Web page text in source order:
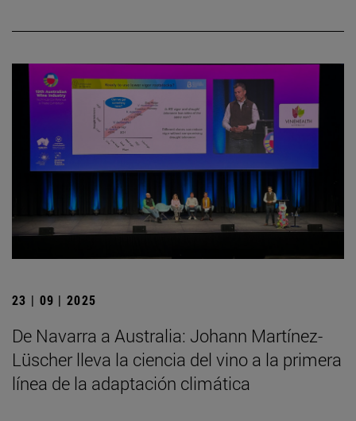
23 | 09 | 2025
De Navarra a Australia: Johann Martínez-
Lüscher lleva la ciencia del vino a la primera
línea de la adaptación climática